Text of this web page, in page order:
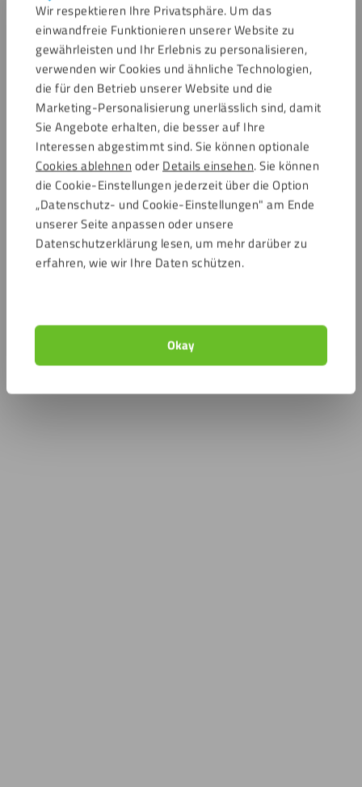
Wir respektieren Ihre Privatsphäre. Um das
einwandfreie Funktionieren unserer Website zu
gewährleisten und Ihr Erlebnis zu personalisieren,
verwenden wir Cookies und ähnliche Technologien,
die für den Betrieb unserer Website und die
Marketing-Personalisierung unerlässlich sind, damit
Sie Angebote erhalten, die besser auf Ihre
Interessen abgestimmt sind. Sie können optionale
Cookies ablehnen oder Details einsehen. Sie können
die Cookie-Einstellungen jederzeit über die Option
„Datenschutz- und Cookie-Einstellungen" am Ende
unserer Seite anpassen oder unsere
Datenschutzerklärung lesen, um mehr darüber zu
erfahren, wie wir Ihre Daten schützen.
Okay